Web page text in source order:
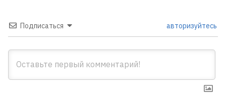
Подписаться авторизуйтесь